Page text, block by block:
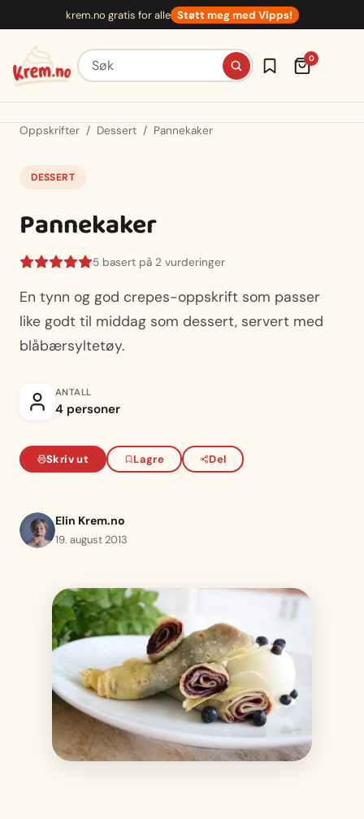
innhold
krem.no gratis for alle Støtt meg med Vipps!
Søk etter oppskrifter 0
Oppskrifter / Dessert / Pannekaker
DESSERT
Pannekaker
5 basert på 2 vurderinger
En tynn og god crepes-oppskrift som passer
like godt til middag som dessert, servert med
blåbærsyltetøy.
ANTALL
4 personer
Skriv ut Lagre Del
Elin Krem.no
19. august 2013